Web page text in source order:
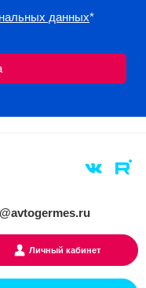
данных*
Личный кабинет